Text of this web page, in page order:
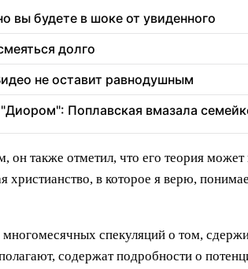
вы будете в шоке от увиденного
долго
не оставит равнодушным
"Диором": Поплавская вмазала
он также отметил, что его теория
христианство, в которое я верю,
спекуляций о том,
содержат подробности о